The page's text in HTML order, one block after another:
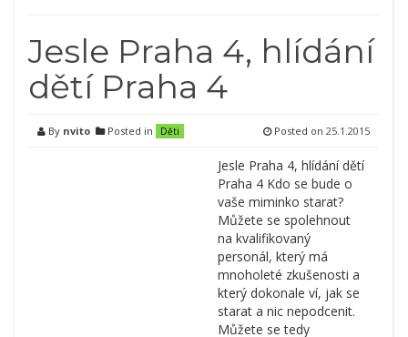
Jesle Praha 4, hlídání
dětí Praha 4
By nvito Posted in Děti Posted on 25.1.2015
Jesle Praha 4, hlídání dětí
Praha 4 Kdo se bude o
vaše miminko starat?
Můžete se spolehnout
na kvalifikovaný
personál, který má
mnoholeté zkušenosti a
který dokonale ví, jak se
starat a nic nepodcenit.
Můžete se tedy